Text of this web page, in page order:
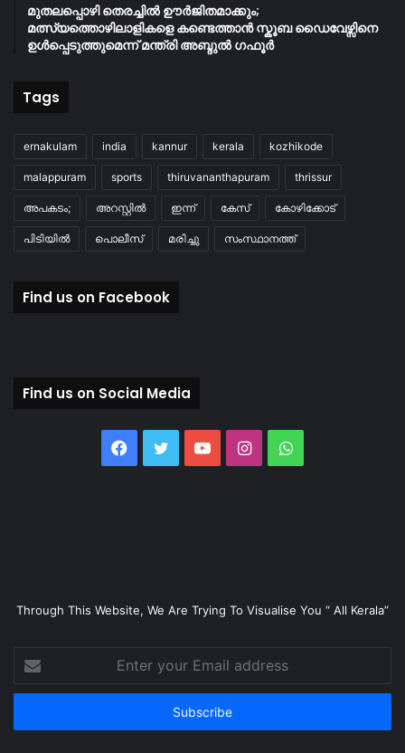
മുതലപ്പൊഴി തെരച്ചിൽ ഊർജിതമാക്കും;
മത്സ്യത്തൊഴിലാളികളെ കണ്ടെത്താൻ സ്കൂബ ഡൈവേഴ്സിനെ
ഉൾപ്പെടുത്തുമെന്ന് മന്ത്രി അബ്ദുൽ ഗഫൂർ
Tags
ernakulam india kannur kerala kozhikode
malappuram sports thiruvananthapuram thrissur
അപകടം; അറസ്റ്റിൽ ഇന്ന് കേസ് കോഴിക്കോട്
പിടിയിൽ പൊലീസ് മരിച്ചു സംസ്ഥാനത്ത്
Find us on Facebook
Find us on Social Media
Facebook
TwitterYouTubeInstagramWhatsApp
Through This Website, We Are Trying To Visualise You “ All Kerala”
your
Email